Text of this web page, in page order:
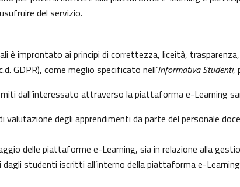
del servizio.
è improntato ai principi di correttezza, liceità,
GDPR), come meglio specificato nell’Informativa Studenti,
dall’interessato attraverso la piattaforma e-Learning
degli apprendimenti da parte del personale
delle piattaforme e-Learning, sia in relazione alla
studenti iscritti all’interno della piattaforma e-